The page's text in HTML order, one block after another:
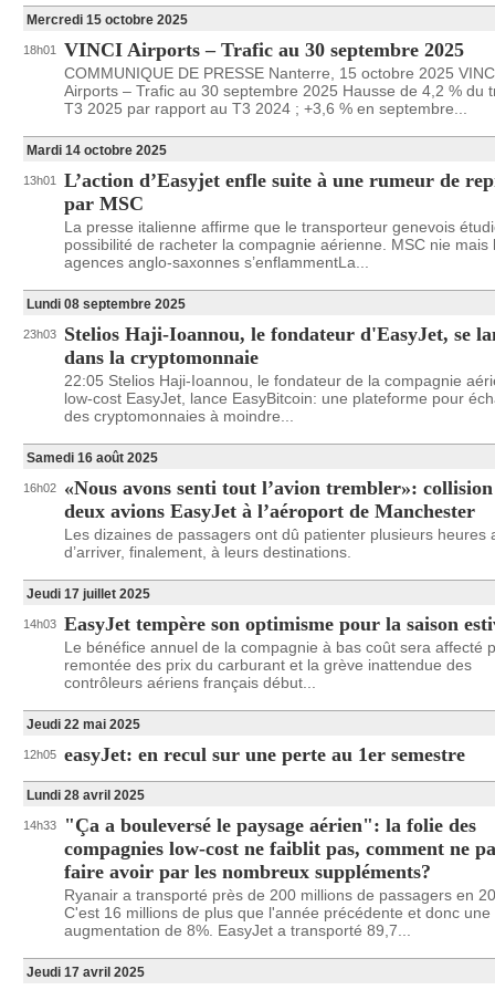
Mercredi 15 octobre 2025
18h01 VINCI Airports – Trafic au 30 septembre 2025
COMMUNIQUE DE PRESSE Nanterre, 15 octobre 2025
Airports – Trafic au 30 septembre 2025 Hausse de 4,2 % du
T3 2025 par rapport au T3 2024 ; +3,6 % en septembre...
Mardi 14 octobre 2025
13h01
L’action d’Easyjet enfle suite à une rumeur de
par MSC
La presse italienne affirme que le transporteur genevois
possibilité de racheter la compagnie aérienne. MSC nie mais
agences anglo-saxonnes s’enflammentLa...
Lundi 08 septembre 2025
23h03
Stelios Haji-Ioannou, le fondateur d'EasyJet, se
dans la cryptomonnaie
22:05 Stelios Haji-Ioannou, le fondateur de la compagnie
low-cost EasyJet, lance EasyBitcoin: une plateforme pour
des cryptomonnaies à moindre...
Samedi 16 août 2025
16h02
«Nous avons senti tout l’avion trembler»:
deux avions EasyJet à l’aéroport de Manchester
Les dizaines de passagers ont dû patienter plusieurs heures
d’arriver, finalement, à leurs destinations.
Jeudi 17 juillet 2025
14h03 EasyJet tempère son optimisme pour la saison
Le bénéfice annuel de la compagnie à bas coût sera affecté
remontée des prix du carburant et la grève inattendue des
contrôleurs aériens français début...
Jeudi 22 mai 2025
12h05 easyJet: en recul sur une perte au 1er semestre
Lundi 28 avril 2025
14h33
"Ça a bouleversé le paysage aérien": la folie des
compagnies low-cost ne faiblit pas, comment ne
faire avoir par les nombreux suppléments?
Ryanair a transporté près de 200 millions de passagers en
C'est 16 millions de plus que l'année précédente et donc une
augmentation de 8%. EasyJet a transporté 89,7...
Jeudi 17 avril 2025